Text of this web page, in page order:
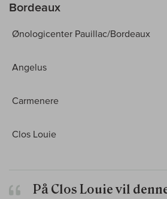
Bordeaux
Ønologicenter Pauillac/Bordeaux
Angelus
Carmenere
Clos Louie
På Clos Louie vil